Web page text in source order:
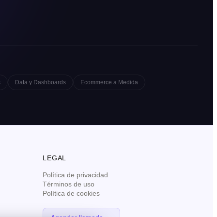
Data y Dashboards Ecommerce a Medida
LEGAL
Política de privacidad
Términos de uso
Política de cookies